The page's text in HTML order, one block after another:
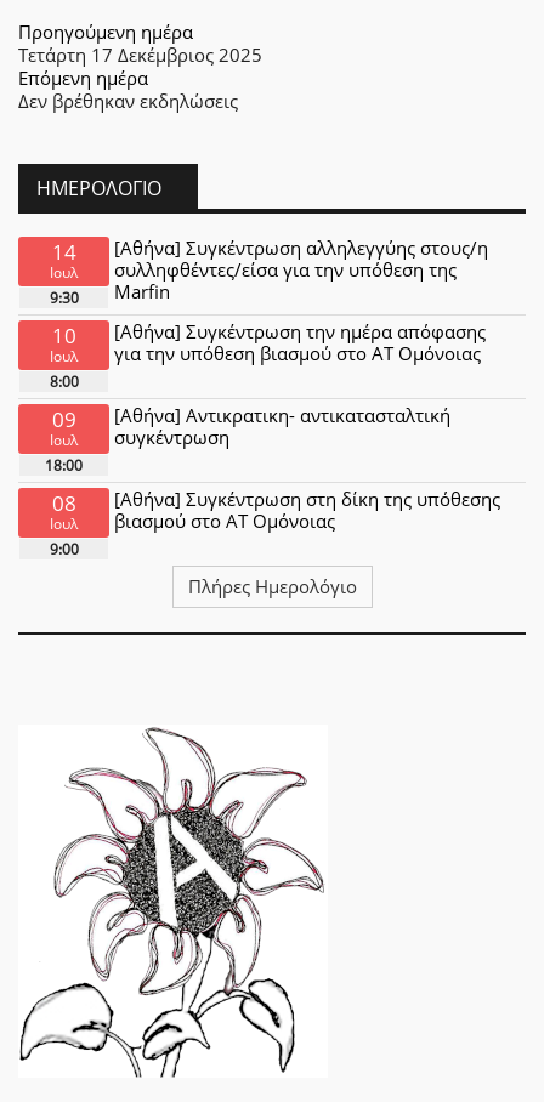
Προηγούμενη ημέρα
Τετάρτη 17 Δεκέμβριος 2025
Επόμενη ημέρα
Δεν βρέθηκαν εκδηλώσεις
ΗΜΕΡΟΛΌΓΙΟ
14
Ιουλ
9:30
[Αθήνα] Συγκέντρωση αλληλεγγύης στους/η
συλληφθέντες/είσα για την υπόθεση της
Marfin
10
Ιουλ
8:00
[Αθήνα] Συγκέντρωση την ημέρα απόφασης
για την υπόθεση βιασμού στο ΑΤ Ομόνοιας
09
Ιουλ
18:00
[Αθήνα] Αντικρατικη- αντικατασταλτική
συγκέντρωση
08
Ιουλ
9:00
[Αθήνα] Συγκέντρωση στη δίκη της υπόθεσης
βιασμού στο ΑΤ Ομόνοιας
Πλήρες Ημερολόγιο